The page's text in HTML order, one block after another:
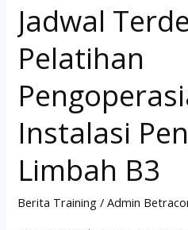
Jadwal
Pelatihan
Instalasi
Limbah B3
Berita Training /Admin